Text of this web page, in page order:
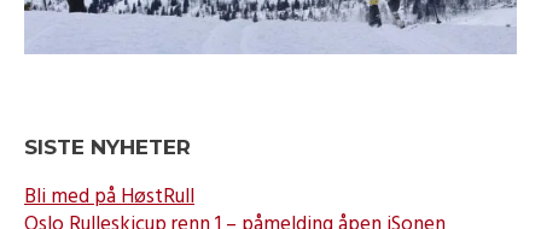
SISTE NYHETER
Bli med på HøstRull